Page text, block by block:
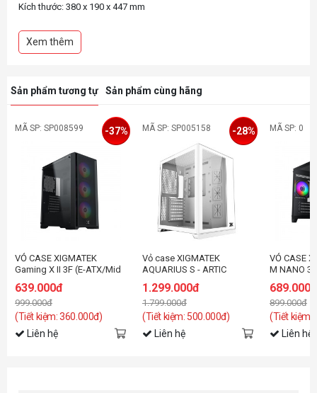
Kích thước: 380 x 190 x 447 mm
Khe mở rộng: 7 slots
Hỗ trợ Mainboard: ATX, Micro-ATX, ITX
Hỗ trợ VGA 310mm
"FAN HỆ THỐNG - Trước: 120mm x 3 (lắp sẵn 1)
Sau: 120mm fan x 1 (tùy chọn)
Xem thêm
Sản phẩm tương tự Sản phẩm cùng hãng
MÃ SP: SP008599
VỎ CASE XIGMATEK
Gaming X II 3F (E-ATX/Mid
639.000đ
999.000đ
(Tiết kiệm: 360.000đ)
-37%
Liên hệ
MÃ SP: SP005158
Vỏ case XIGMATEK
AQUARIUS S - ARTIC
1.299.000đ
1.799.000đ
(Tiết kiệm: 500.000đ)
-28%
Liên hệ
MÃ SP: 0
VỎ CASE
M NANO
689.000đ
899.000đ
(Tiết kiệm:
Liên hệ